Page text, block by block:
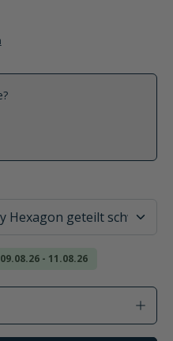
- 11.08.26
gewünschten